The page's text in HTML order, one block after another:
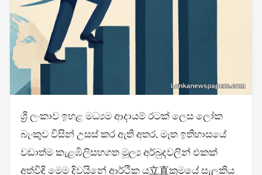
ශ්‍රී ලංකාව ඉහළ මධ්‍යම ආදායම් රටක් ලෙස ලෝක
බැංකුව විසින් උසස් කර ඇති අතර, මෑත ඉතිහාසයේ
වඩාත්ම කැළඹිලිසහගත මූල්‍ය අර්බුදවලින් එකක්
අත්විඳි මෙම දිවයිනේ ආර්ථික ය立直ක්‍රමයේ සැලකිය